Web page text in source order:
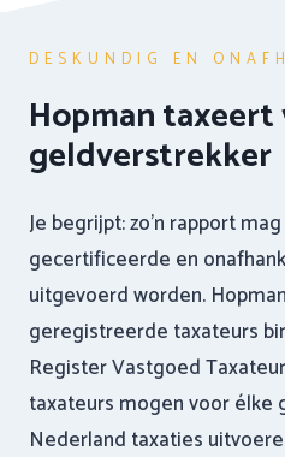
DESKUNDIG EN
Hopman
geldverstrekker
Je begrijpt: zo’n rapport
gecertificeerde en
uitgevoerd worden.
geregistreerde taxateurs
Register Vastgoed
taxateurs mogen voor élke
Nederland taxaties